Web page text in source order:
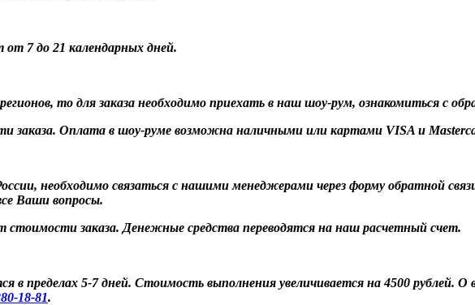
от 7 до 21 календарных дней.
то для заказа необходимо приехать в наш шоу-рум, ознакомиться с
заказа. Оплата в шоу-руме возможна наличными или картами VISA и
необходимо связаться с нашими менеджерами через форму обратной
Ваши вопросы.
стоимости заказа. Денежные средства переводятся на наш расчетный счет.
в пределах 5-7 дней. Стоимость выполнения увеличивается на 4500 рублей.
18-81.